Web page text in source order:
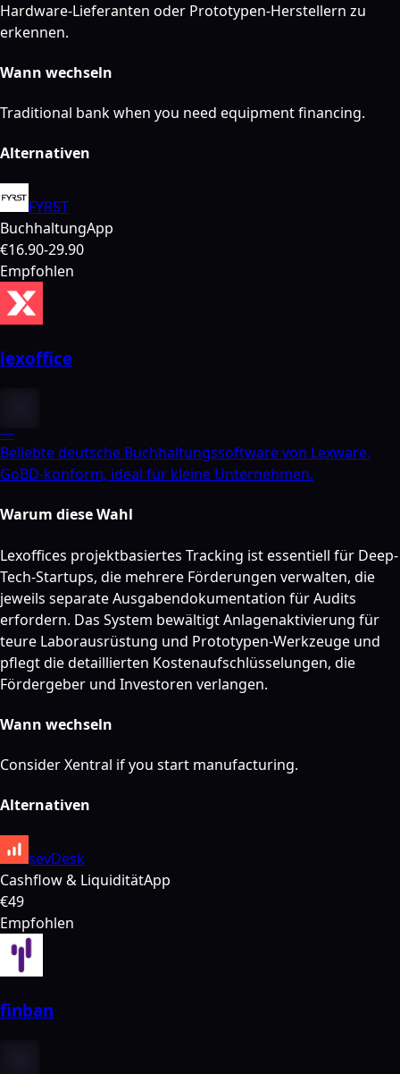
Hardware-Lieferanten oder Prototypen-Herstellern zu
erkennen.
Wann wechseln
Traditional bank when you need equipment financing.
Alternativen
FYRST
BuchhaltungApp
€16.90-29.90
Empfohlen
lexoffice
—
Beliebte deutsche Buchhaltungssoftware von Lexware.
GoBD-konform, ideal für kleine Unternehmen.
Warum diese Wahl
Lexoffices projektbasiertes Tracking ist essentiell für Deep-
Tech-Startups, die mehrere Förderungen verwalten, die
jeweils separate Ausgabendokumentation für Audits
erfordern. Das System bewältigt Anlagenaktivierung für
teure Laborausrüstung und Prototypen-Werkzeuge und
pflegt die detaillierten Kostenaufschlüsselungen, die
Fördergeber und Investoren verlangen.
Wann wechseln
Consider Xentral if you start manufacturing.
Alternativen
sevDesk
Cashflow & LiquiditätApp
€49
Empfohlen
finban